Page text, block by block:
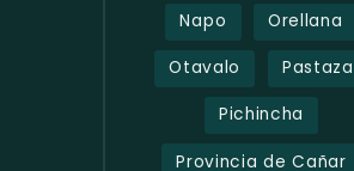
Napo Orellana
Otavalo Pastaza
Pichincha
Provincia de Cañar